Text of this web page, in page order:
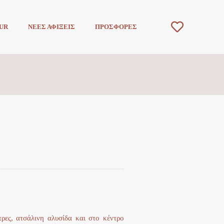
ΝΕΕΣ ΑΦΙΞΕΙΣ ΠΡΟΣΦΟΡΕΣ
ατσάλινη αλυσίδα και στο κέντρο